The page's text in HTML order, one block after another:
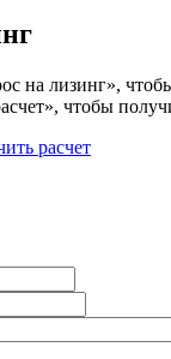
на лизинг»,
чтобы
расчет